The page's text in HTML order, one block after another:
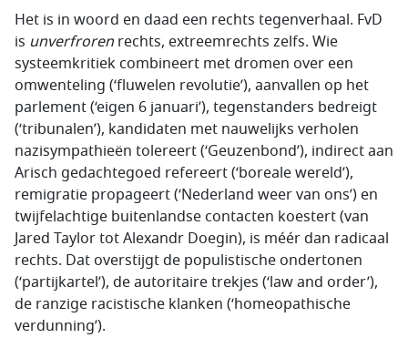
Het is in woord en daad een rechts tegenverhaal. FvD
is unverfroren rechts, extreemrechts zelfs. Wie
systeemkritiek combineert met dromen over een
omwenteling (‘fluwelen revolutie’), aanvallen op het
parlement (‘eigen 6 januari’), tegenstanders bedreigt
(‘tribunalen’), kandidaten met nauwelijks verholen
nazisympathieën tolereert (‘Geuzenbond’), indirect aan
Arisch gedachtegoed refereert (‘boreale wereld’),
remigratie propageert (‘Nederland weer van ons’) en
twijfelachtige buitenlandse contacten koestert (van
Jared Taylor tot Alexandr Doegin), is méér dan radicaal
rechts. Dat overstijgt de populistische ondertonen
(‘partijkartel’), de autoritaire trekjes (‘law and order’),
de ranzige racistische klanken (‘homeopathische
verdunning’).